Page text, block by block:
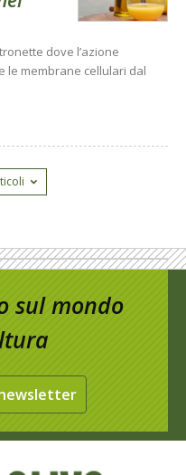
dove l’azione
le membrane cellulari dal
sul mondo